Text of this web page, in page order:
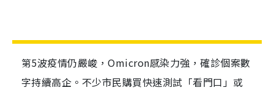
第5波疫情仍嚴峻，Omicron感染力強，確診個案數
字持續高企。不少市民購買快速測試「看門口」或